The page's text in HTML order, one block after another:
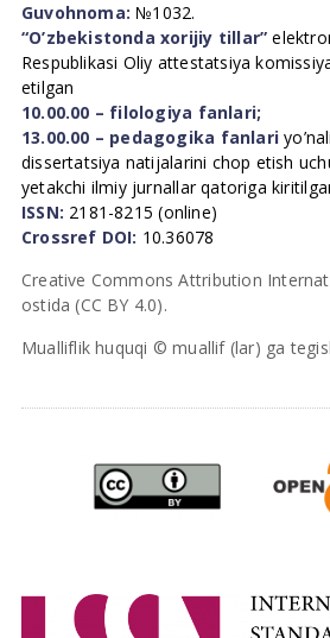
Guvohnoma: №1032.
“O’zbekistonda xorijiy tillar”
Respublikasi Oliy attestatsiya
etilgan
10.00.00 – filologiya fanlari;
13.00.00 – pedagogika fanlari
dissertatsiya natijalarini chop etish
yetakchi ilmiy jurnallar qatoriga
ISSN: 2181-8215 (online)
Crossref DOI: 10.36078
Creative Commons Attribution
ostida (CC BY 4.0).
Mualliflik huquqi © muallif (lar) ga